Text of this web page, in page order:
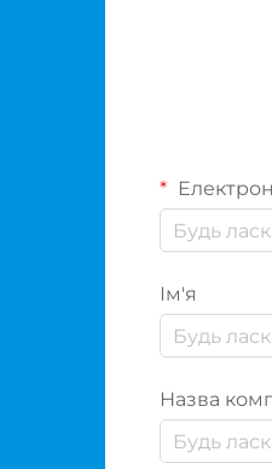
Ім'я
Назва